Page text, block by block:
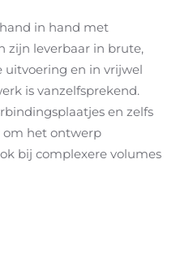
in hand met
zijn leverbaar in brute,
uitvoering en in vrijwel
is vanzelfsprekend.
en zelfs
om het ontwerp
bij complexere volumes